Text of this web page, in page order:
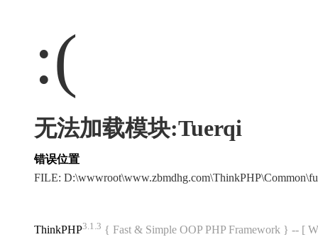
:(
无法加载模块:Tuerqi
错误位置
FILE:
ThinkPHP3.1.3 { Fast & Simple OOP PHP Framework } -- [